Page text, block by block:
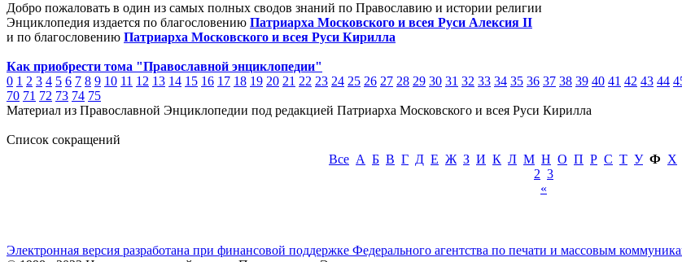
Добро пожаловать в один из самых полных сводов знаний по Православию и истории религии
Энциклопедия издается по благословению Патриарха Московского и всея Руси Алексия II
и по благословению Патриарха Московского и всея Руси Кирилла
Как приобрести тома "Православной энциклопедии"
0 1 2 3 4 5 6 7 8 9 10 11 12 13 14 15 16 17 18 19 20 21 22 23 24 25 26 27 28 29 30 31 32 33 34 35 36 37 38 39 40 41 42 43 44
70 71 72 73 74 75
Материал из Православной Энциклопедии под редакцией Патриарха Московского и всея Руси Кирилла
Список сокращений
Все А Б В Г Д Е Ж З И К Л М Н О П Р С Т У Ф Х
2 3
«
Электронная версия разработана при финансовой поддержке Федерального агентства по печати и массовым